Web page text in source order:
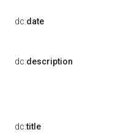
dc:date
dc:description
dc:title